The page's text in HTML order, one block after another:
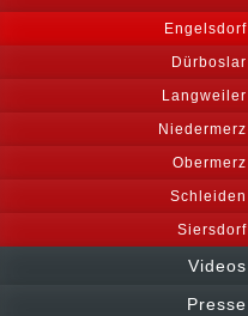
Engelsdorf
Dürboslar
Langweiler
Niedermerz
Obermerz
Schleiden
Siersdorf
Videos
Presse